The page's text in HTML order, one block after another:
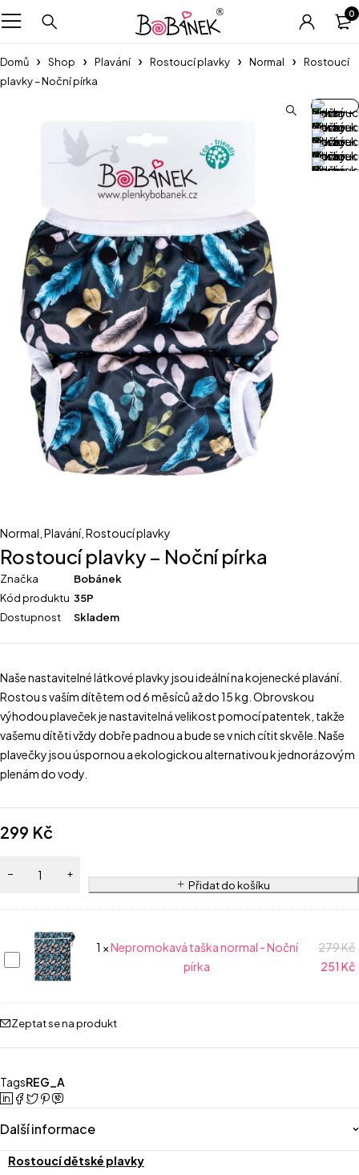
0
Domů Shop Plavání Rostoucí plavky Normal
Rostoucí
plavky – Noční pírka
Normal Plavání, Rostoucí plavky
Rostoucí plavky – Noční pírka
Značka
Bobánek
Kód produktu 35P
Dostupnost
Skladem
Naše nastavitelné látkové plavky jsou ideální na kojenecké plavání.
Rostou s vaším dítětem od 6 měsíců až do 15 kg. Obrovskou
výhodou plaveček je nastavitelná velikost pomocí patentek, takže
vašemu dítěti vždy dobře padnou a bude se v nich cítit skvěle. Naše
plavečky jsou úspornou a ekologickou alternativou k jednorázovým
plenám do vody.
299 Kč
Přidat do košíku
Nepromokavá
taška
-
Noční
pírka
1 ×Nepromokavá taška normal - Noční
pírka
279Kč
251 Kč
Zeptat se na produkt
TagsREG_A
Další informace
Rostoucí dětské plavky